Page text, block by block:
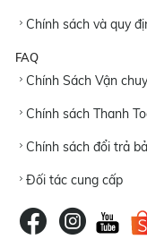
Chính sách và quy
FAQ
Chính Sách Vận
Chính sách Thanh
Chính sách đổi trả
Đối tác cung cấp